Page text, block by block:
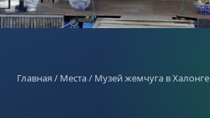
Главная/ Места/ Музей жемчуга в Халонге